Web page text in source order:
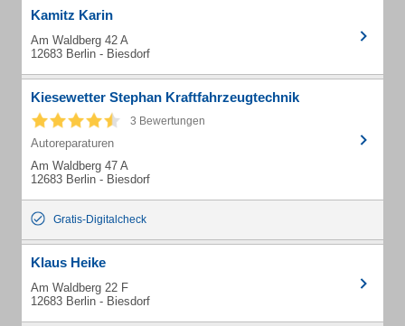
Kamitz Karin
Am Waldberg 42 A
12683 Berlin - Biesdorf
Kiesewetter Stephan Kraftfahrzeugtechnik
3 Bewertungen
Autoreparaturen
Am Waldberg 47 A
12683 Berlin - Biesdorf
Gratis-Digitalcheck
Klaus Heike
Am Waldberg 22 F
12683 Berlin - Biesdorf